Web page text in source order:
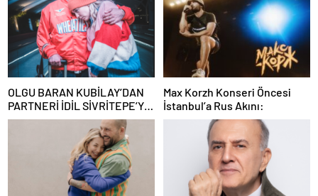
OLGU BARAN KUBİLAY’DAN
PARTNERİ İDİL SİVRİTEPE’YE
ÖVGÜ DOLU SÖZLER!
Max Korzh Konseri Öncesi
İstanbul’a Rus Akını: